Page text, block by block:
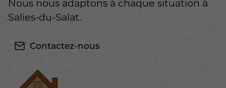
Nous nous adaptons à chaque situation à
Salies-du-Salat.
Contactez-nous